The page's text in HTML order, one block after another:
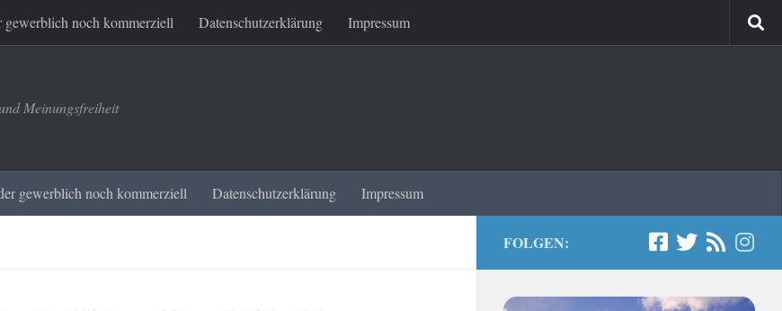
gewerblich noch kommerziell Datenschutzerklärung Impressum
Meinungsfreiheit
gewerblich noch kommerziell Datenschutzerklärung Impressum
FOLGEN: